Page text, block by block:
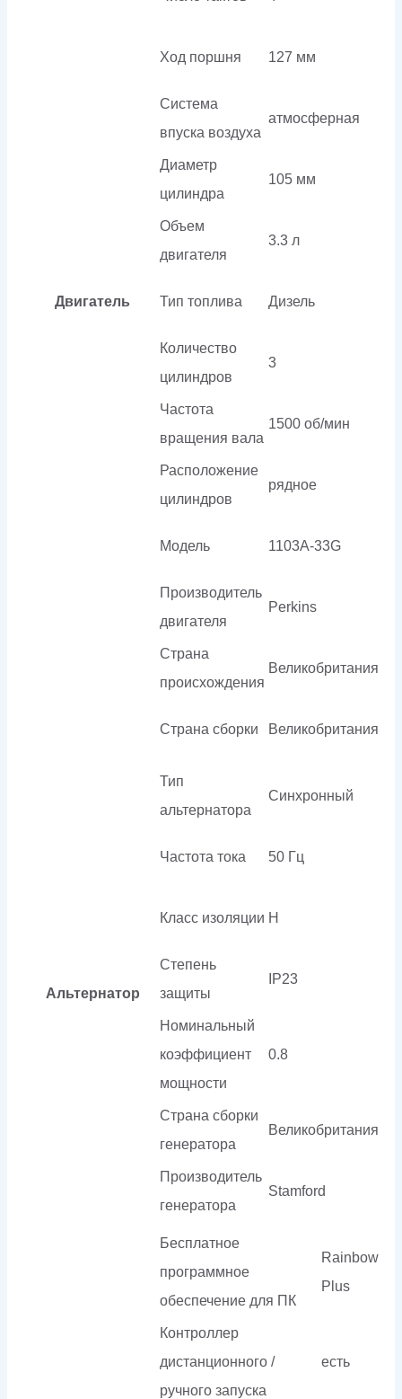
Двигатель
Ход поршня 127 мм
Система
впуска воздуха
атмосферная
Диаметр
цилиндра
105 мм
Объем
двигателя
3.3 л
Тип топлива Дизель
Количество
цилиндров
3
Частота
вращения вала
1500 об/мин
Расположение
цилиндров
рядное
Модель 1103A-33G
Производитель
двигателя
Perkins
Страна
происхождения
Великобритания
Страна сборки Великобритания
Альтернатор
Тип
альтернатора
Синхронный
Частота тока 50 Гц
Класс изоляции H
Степень
защиты
IP23
Номинальный
коэффициент
мощности
0.8
Страна сборки
генератора
Великобритания
Производитель
генератора
Stamford
Бесплатное
программное
обеспечение для ПК
Rainbow
Plus
Контроллер
дистанционного /
ручного запуска
есть